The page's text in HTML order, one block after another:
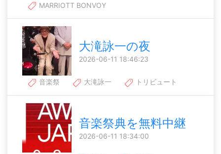
MARRIOTT BONVOY
大滝詠一の夜
2026-06-11 18:46:23
音楽祭 大滝詠一 トリビュート
音楽祭典を無料中継
2026-06-11 18:34:00